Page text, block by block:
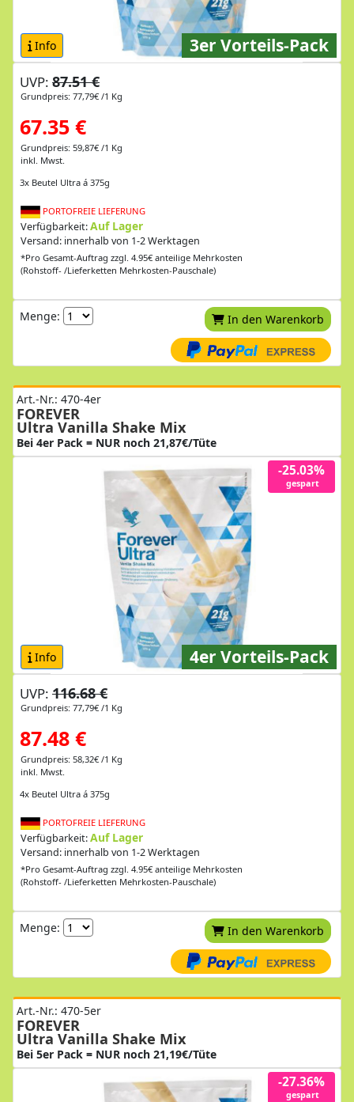
Info 3er Vorteils-Pack
UVP: 87.51 €
Grundpreis: 77,79€ /1 Kg
67.35 €
Grundpreis: 59,87€ /1 Kg
inkl. Mwst.
3x Beutel Ultra á 375g
PORTOFREIE LIEFERUNG
Verfügbarkeit:Auf Lager
Versand: innerhalb von 1-2 Werktagen
*Pro Gesamt-Auftrag zzgl. 4.95€ anteilige Mehrkosten
(Rohstoff- /Lieferketten Mehrkosten-Pauschale)
Menge: In den Warenkorb
Art.-Nr.: 470-4er
FOREVER
Ultra Vanilla Shake Mix
Bei 4er Pack = NUR noch 21,87€/Tüte
-25.03%
gespart
Info 4er Vorteils-Pack
UVP: 116.68 €
Grundpreis: 77,79€ /1 Kg
87.48 €
Grundpreis: 58,32€ /1 Kg
inkl. Mwst.
4x Beutel Ultra á 375g
PORTOFREIE LIEFERUNG
Verfügbarkeit:Auf Lager
Versand: innerhalb von 1-2 Werktagen
*Pro Gesamt-Auftrag zzgl. 4.95€ anteilige Mehrkosten
(Rohstoff- /Lieferketten Mehrkosten-Pauschale)
Menge: In den Warenkorb
Art.-Nr.: 470-5er
FOREVER
Ultra Vanilla Shake Mix
Bei 5er Pack = NUR noch 21,19€/Tüte
-27.36%
gespart